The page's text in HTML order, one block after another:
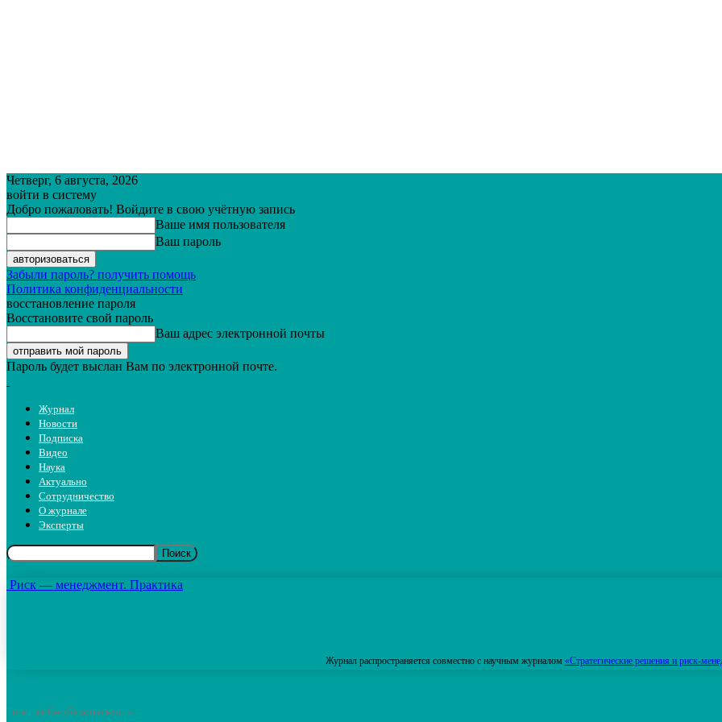
Четверг, 6 августа, 2026
войти в систему
Добро пожаловать! Войдите в свою учётную запись
Ваше имя пользователя
Ваш пароль
Забыли пароль? получить помощь
Политика конфиденциальности
восстановление пароля
Восстановите свой пароль
Ваш адрес электронной почты
Пароль будет выслан Вам по электронной почте.
Журнал
Новости
Подписка
Видео
Наука
Актуально
Сотрудничество
О журнале
Эксперты
Риск — менеджмент. Практика
Журнал распространяется совместно с научным журналом «Стратегические решения и риск-
Теги кибербезопасность